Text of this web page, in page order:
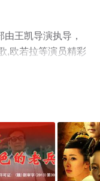
王凯导演执导，
,欧若拉等演员精彩
晓（1-36全
剧情信息可移步